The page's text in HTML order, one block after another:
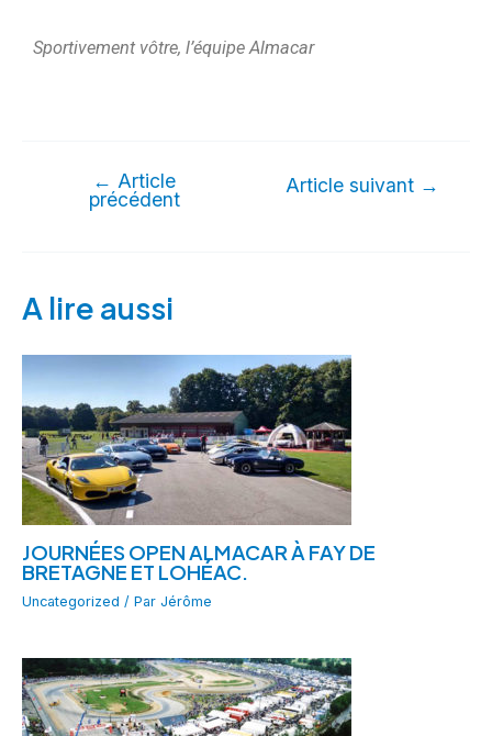
Sportivement vôtre, l’équipe Almacar
← Article
précédent
Article suivant →
A lire aussi
JOURNÉES OPEN ALMACAR À FAY DE
BRETAGNE ET LOHÉAC.
Uncategorized / Par Jérôme